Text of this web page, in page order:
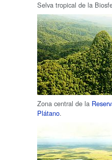
Selva tropical de la
Zona central de la
Plátano.